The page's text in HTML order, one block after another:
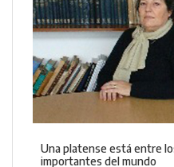
Una platense está entre
importantes del mundo